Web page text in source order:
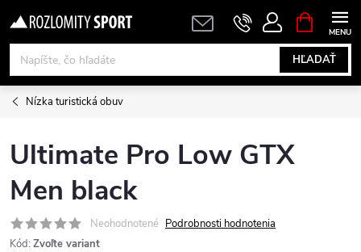
na
obsah
HĽADAŤ
KOŠÍK
Nízka turistická obuv
Ultimate Pro Low GTX
Men black
Neohodnotené Podrobnosti hodnotenia
Kód: Zvoľte variant